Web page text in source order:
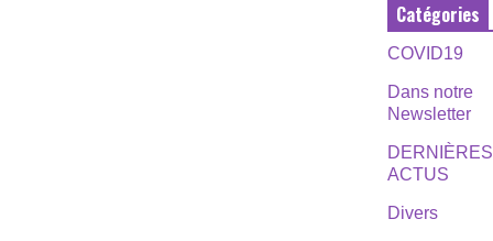
Catégories
COVID19
Dans notre
Newsletter
DERNIÈRES
ACTUS
Divers